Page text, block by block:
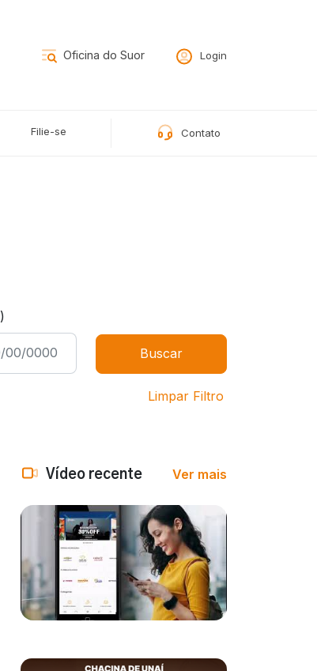
Login
Filie-se Contato
Limpar Filtro
Vídeo recente Ver mais